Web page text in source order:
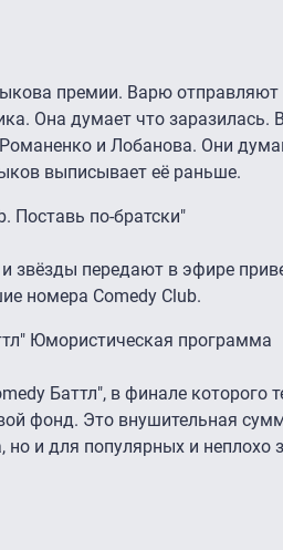
премии. Варю отправляют
Она думает что заразилась.
и Лобанова. Они
выписывает её раньше.
Поставь по-братски"
звёзды передают в эфире
номера Comedy Club.
Юмористическая программа
Баттл", в финале которого
фонд. Это внушительная
но и для популярных и